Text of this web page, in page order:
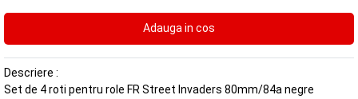
Descriere :
Set de 4 roti pentru role FR Street Invaders 80mm/84a negre